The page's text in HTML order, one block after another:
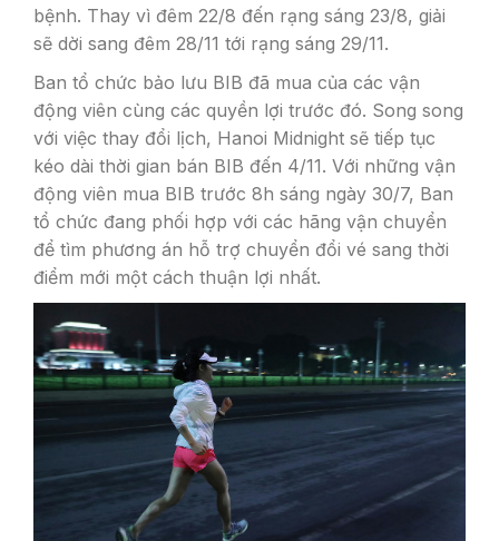
bệnh. Thay vì đêm 22/8 đến rạng sáng 23/8, giải
sẽ dời sang đêm 28/11 tới rạng sáng 29/11.
Ban tổ chức bảo lưu BIB đã mua của các vận
động viên cùng các quyền lợi trước đó. Song song
với việc thay đổi lịch, Hanoi Midnight sẽ tiếp tục
kéo dài thời gian bán BIB đến 4/11. Với những vận
động viên mua BIB trước 8h sáng ngày 30/7, Ban
tổ chức đang phối hợp với các hãng vận chuyển
để tìm phương án hỗ trợ chuyển đổi vé sang thời
điểm mới một cách thuận lợi nhất.